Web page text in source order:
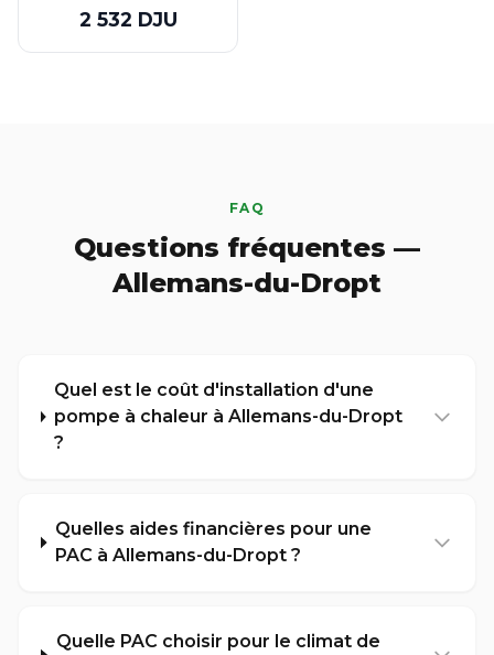
2 532 DJU
FAQ
Questions fréquentes —
Allemans-du-Dropt
Quel est le coût d'installation d'une
pompe à chaleur à Allemans-du-Dropt
?
Quelles aides financières pour une
PAC à Allemans-du-Dropt ?
Quelle PAC choisir pour le climat de